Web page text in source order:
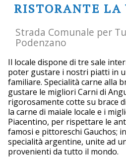
RISTORANTE LA
Strada Comunale per
Podenzano
Il locale dispone di tre sale
poter gustare i nostri piatti in
familiare. Specialità carne alla
gustare le migliori Carni di
rigorosamente cotte su brace
la carne di maiale locale e i
Piacentino, per rispettare le
famosi e pittoreschi Gauchos;
specialità argentine, unite ad
provenienti da tutto il mondo.